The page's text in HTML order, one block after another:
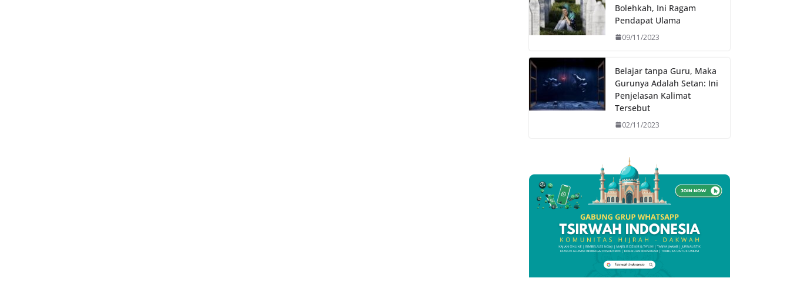
Bolehkah, Ini Ragam
Pendapat Ulama
09/11/2023
Belajar tanpa Guru, Maka
Gurunya Adalah Setan: Ini
Penjelasan Kalimat
Tersebut
02/11/2023